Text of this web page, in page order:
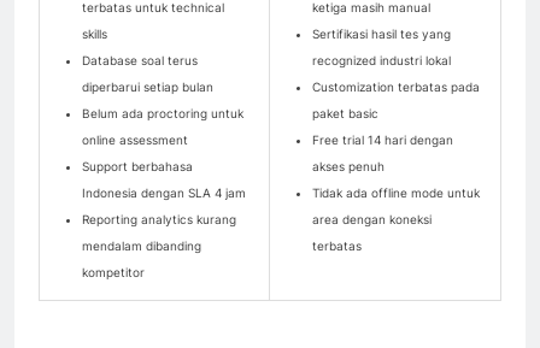
terbatas untuk technical
skills
Database soal terus
diperbarui setiap bulan
Belum ada proctoring untuk
online assessment
Support berbahasa
Indonesia dengan SLA 4 jam
Reporting analytics kurang
mendalam dibanding
kompetitor
ketiga masih manual
Sertifikasi hasil tes yang
recognized industri lokal
Customization terbatas pada
paket basic
Free trial 14 hari dengan
akses penuh
Tidak ada offline mode untuk
area dengan koneksi
terbatas